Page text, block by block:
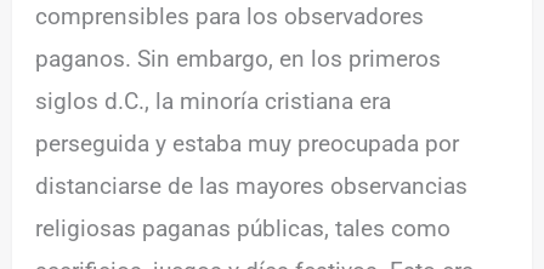
comprensibles para los observadores
paganos. Sin embargo, en los primeros
siglos d.C., la minoría cristiana era
perseguida y estaba muy preocupada por
distanciarse de las mayores observancias
religiosas paganas públicas, tales como